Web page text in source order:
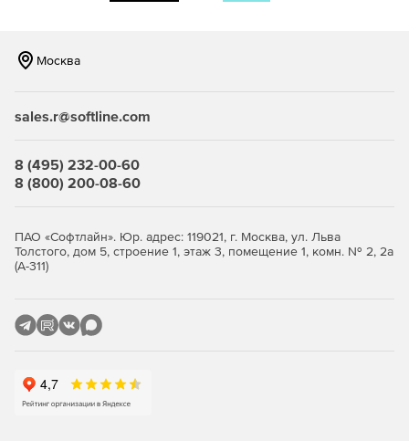
Словарь Collins Cobuild Advanced Learner’s English
Английский словарь Oxford Dictionary of English,
Большой современный толковый словарь русского
языка – 180 000 статей.
Русско-английский разговорник – 1000 статей.
Большой англо-русский учебный словарь
сочетаемости – 45 000 статей.
Краткий словарь трудностей английского языка. От
текста к контексту – 11 000 статей.
Москва
sales.r@softline.com
8 (495) 232-00-60
8 (800) 200-08-60
ПАО «Софтлайн». Юр. адрес: 119021, г. Москва, ул. Льва
Толстого, дом 5, строение 1, этаж 3, помещение 1, комн. № 2, 2а
(А-311)